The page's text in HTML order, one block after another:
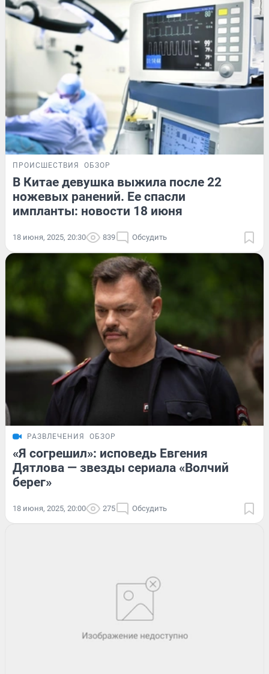
ПРОИСШЕСТВИЯ ОБЗОР
В Китае девушка выжила после 22
ножевых ранений. Ее спасли
импланты: новости 18 июня
18 июня, 2025, 20:30 839 Обсудить
РАЗВЛЕЧЕНИЯ ОБЗОР
«Я согрешил»: исповедь Евгения
Дятлова — звезды сериала «Волчий
берег»
18 июня, 2025, 20:00 275 Обсудить